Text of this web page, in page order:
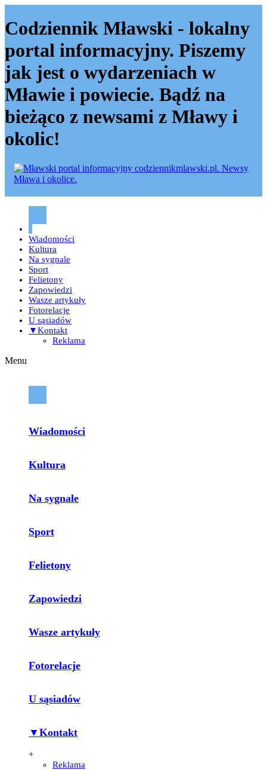
Codziennik Mławski - lokalny
portal informacyjny. Piszemy
jak jest o wydarzeniach w
Mławie i powiecie. Bądź na
bieżąco z newsami z Mławy i
okolic!
Codziennik mławski – Mława
Wiadomości
Kultura
Na sygnale
Sport
Felietony
Zapowiedzi
Wasze artykuły
Fotorelacje
U sąsiadów
▼Kontakt
Reklama
Menu
Wiadomości
Kultura
Na sygnale
Sport
Felietony
Zapowiedzi
Wasze artykuły
Fotorelacje
U sąsiadów
▼Kontakt
+
Reklama